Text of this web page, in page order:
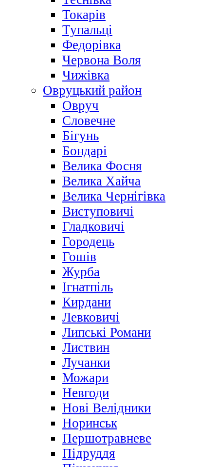
Токарів
Тупальці
Федорівка
Червона Воля
Чижівка
Овруцький район
Овруч
Словечне
Бігунь
Бондарі
Велика Фосня
Велика Хайча
Велика Чернігівка
Виступовичі
Гладковичі
Городець
Гошів
Журба
Ігнатпіль
Кирдани
Левковичі
Липські Романи
Листвин
Лучанки
Можари
Невгоди
Нові Велідники
Норинськ
Першотравневе
Підруддя